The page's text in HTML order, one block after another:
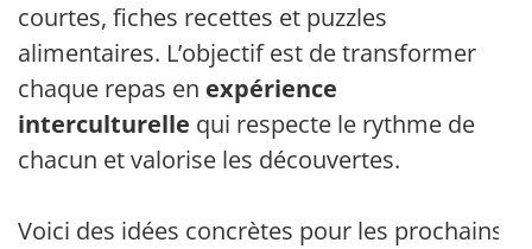
courtes, fiches recettes et puzzles
alimentaires. L’objectif est de transformer
chaque repas en expérience
interculturelle qui respecte le rythme de
chacun et valorise les découvertes.
Voici des idées concrètes pour les prochains